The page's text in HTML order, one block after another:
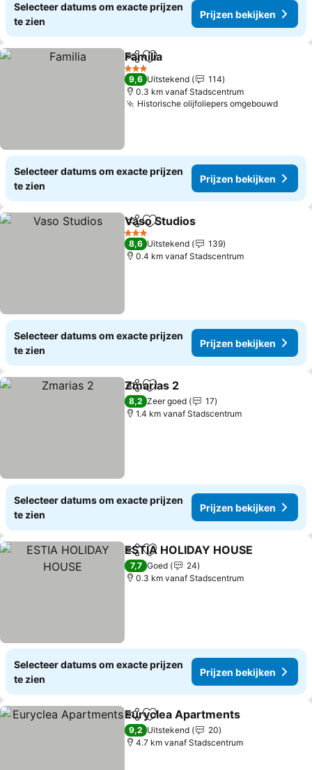
Selecteer datums om exacte prijzen
te zien
Prijzen bekijken
DelenToevoegen aan favorieten
Familia
3 Sterren
9,6 Uitstekend
114
0.3 km vanaf Stadscentrum
Historische olijfoliepers omgebouwd
Selecteer datums om exacte prijzen
te zien
Prijzen bekijken
DelenToevoegen aan favorieten
Vaso Studios
3 Sterren
8,6 Uitstekend
139
0.4 km vanaf Stadscentrum
Selecteer datums om exacte prijzen
te zien
Prijzen bekijken
DelenToevoegen aan favorieten
Zmarias 2
8,2 Zeer goed
17
1.4 km vanaf Stadscentrum
Selecteer datums om exacte prijzen
te zien
Prijzen bekijken
DelenToevoegen aan favorieten
ESTIA HOLIDAY HOUSE
7,7 Goed
24
0.3 km vanaf Stadscentrum
Selecteer datums om exacte prijzen
te zien
Prijzen bekijken
DelenToevoegen aan favorieten
Euryclea Apartments
9,2 Uitstekend
20
4.7 km vanaf Stadscentrum